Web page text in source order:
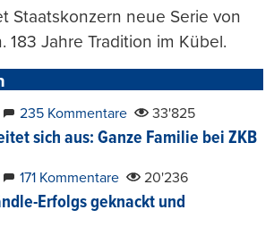
Staatskonzern neue Serie von
183 Jahre Tradition im Kübel.
235 Kommentare 33'825
sich aus: Ganze Familie bei ZKB
171 Kommentare 20'236
Erfolgs geknackt und